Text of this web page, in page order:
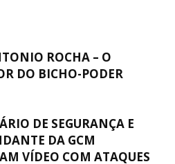
ROCHA – O
DO BICHO-PODER
DE SEGURANÇA E
DA GCM
VÍDEO COM ATAQUES